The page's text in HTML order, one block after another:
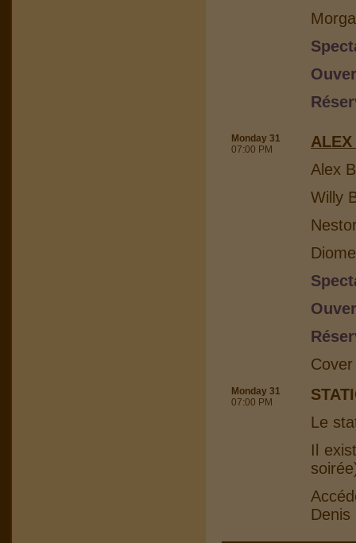
Monday 31
07:00 PM
Alex
Willy
Monday 31
07:00 PM
Le
Il
Denis